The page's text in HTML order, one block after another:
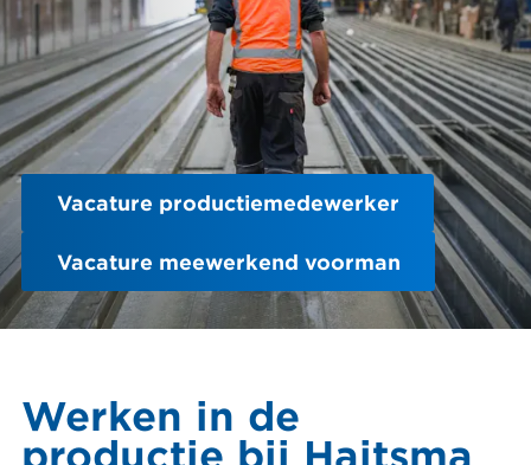
Vacature productiemedewerker
Vacature meewerkend voorman
Werken in de
productie bij Haitsma